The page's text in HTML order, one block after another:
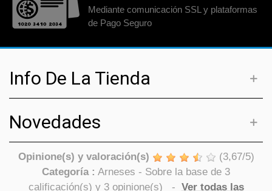
Mediante comunicación SSL y plataformas
de Pago Seguro
Info De La Tienda
Novedades
Opinione(s) y valoración(s) (3,67/5)
Categoría : Arneses - Sobre la base de 3
calificación(s) y 3opinione(s) - Ver todas las